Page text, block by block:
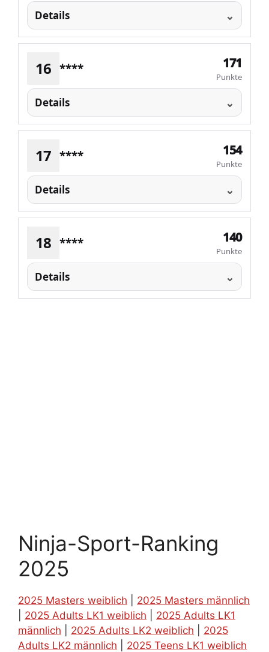
Details
16 **** 171
Punkte
Details
17 **** 154
Punkte
Details
18 **** 140
Punkte
Details
Ninja-Sport-Ranking
2025
2025 Masters weiblich
2025 Masters männlich
2025 Adults LK1 weiblich
2025 Adults LK1
männlich
2025 Adults LK2 weiblich
2025
Adults LK2 männlich
2025 Teens LK1 weiblich